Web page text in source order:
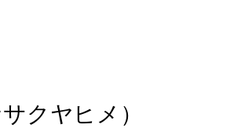
クヤヒメ）